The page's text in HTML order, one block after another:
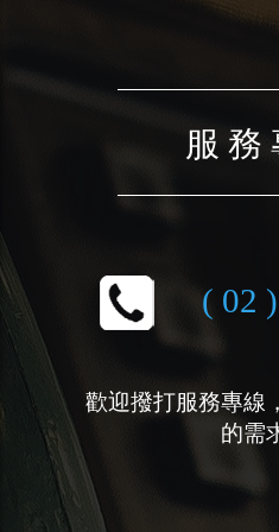
服 務
( 02
歡迎撥打服務專線
的需